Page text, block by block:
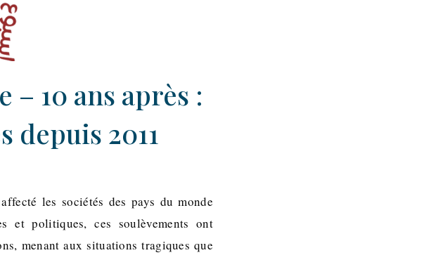
– 10 ans après :
depuis 2011
les sociétés des pays du monde
et politiques, ces soulèvements ont
menant aux situations tragiques que